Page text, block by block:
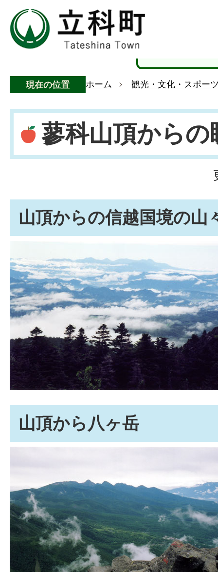
現在の位置 ホーム 観光・文化・スポー
蓼科山頂からの
山頂からの信越国境の山
山頂から八ヶ岳